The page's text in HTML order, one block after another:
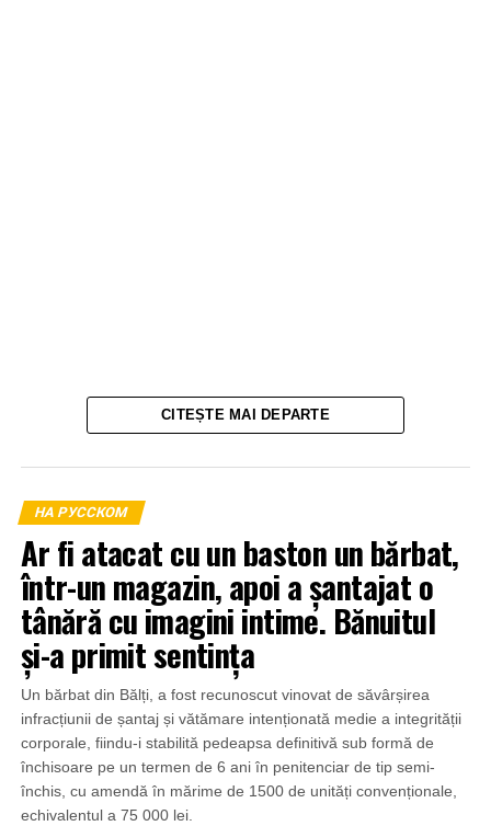
CITEȘTE MAI DEPARTE
НА РУССКОМ
Ar fi atacat cu un baston un bărbat,
într-un magazin, apoi a șantajat o
tânără cu imagini intime. Bănuitul
și-a primit sentința
Un bărbat din Bălți, a fost recunoscut vinovat de săvârșirea
infracțiunii de șantaj și vătămare intenționată medie a integrității
corporale, fiindu-i stabilită pedeapsa definitivă sub formă de
închisoare pe un termen de 6 ani în penitenciar de tip semi-
închis, cu amendă în mărime de 1500 de unități convenționale,
echivalentul a 75 000 lei.